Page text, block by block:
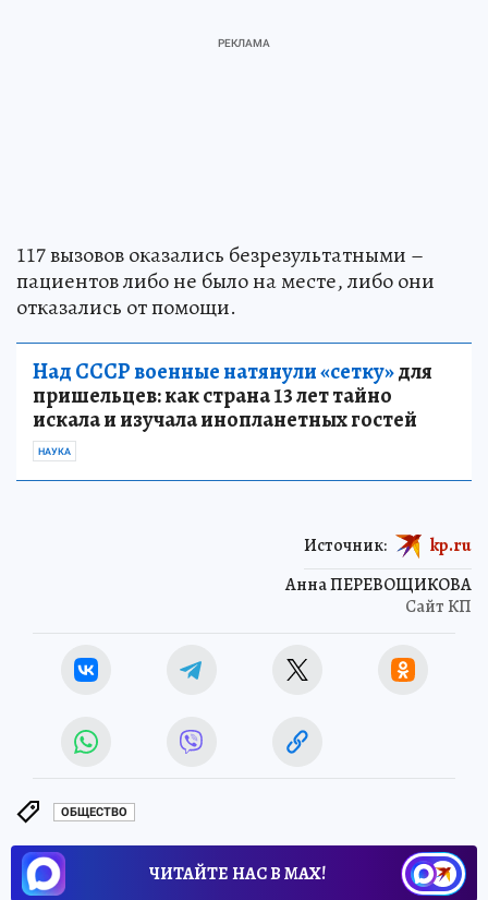
117 вызовов оказались безрезультатными –
пациентов либо не было на месте, либо они
отказались от помощи.
Над СССР военные натянули «сетку»для
пришельцев: как страна 13 лет тайно
искала и изучала инопланетных гостей
НАУКА
Анна ПЕРЕВОЩИКОВА
Сайт КП
Источник: kp.ru
ОБЩЕСТВО
ЧИТАЙТЕ НАС В МАХ!